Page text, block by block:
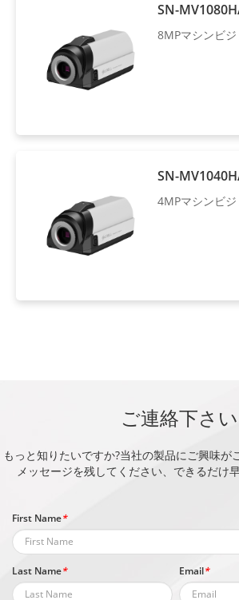
SN-
8MPマシンビ
SN-
4MPマシンビ
ご連絡下さい
もっと知りたいですか?当社の製品にご興味が
メッセージを残してください、できるだけ
First Name*
Last Name* Email*